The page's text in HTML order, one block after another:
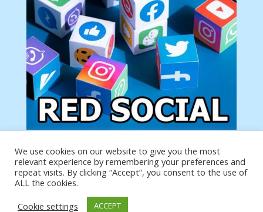
Tu anuncio va aquí
Podemos poner tu anuncio aquí con un link de tu
producto o página
We use cookies on our website to give you the most
relevant experience by remembering your preferences and
repeat visits. By clicking “Accept”, you consent to the use of
ALL the cookies.
Cookie settings
ACCEPT